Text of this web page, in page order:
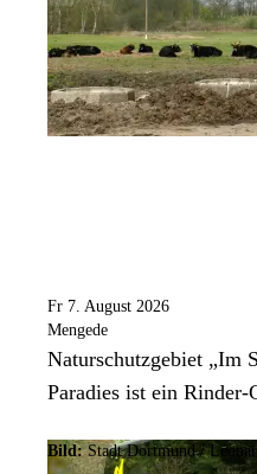
Fr 7. August 2026
Mengede
Naturschutzgebiet „Im
Paradies ist ein Rinder-
Bild: Stadt Dortmund /